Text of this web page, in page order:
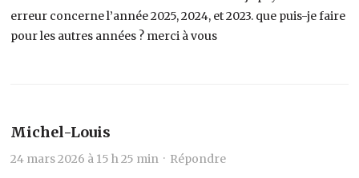
erreur concerne l’année 2025, 2024, et 2023. que puis-je faire
pour les autres années ? merci à vous
Michel-Louis
24 mars 2026 à 15 h 25 min · Répondre